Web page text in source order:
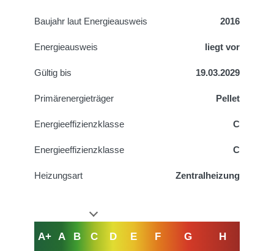
Baujahr laut Energieausweis 2016
Energieausweis liegt vor
Gültig bis 19.03.2029
Primärenergieträger Pellet
Energieeffizienzklasse C
Energieeffizienzklasse C
Heizungsart Zentralheizung
A+ A B C D E F G H